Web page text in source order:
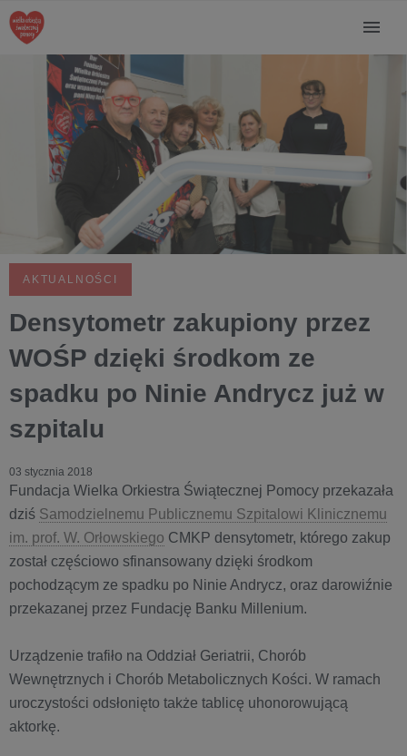
AKTUALNOŚCI
Densytometr zakupiony przez
WOŚP dzięki środkom ze
spadku po Ninie Andrycz już w
szpitalu
03 stycznia 2018
Fundacja Wielka Orkiestra Świątecznej Pomocy przekazała
dziś Samodzielnemu Publicznemu Szpitalowi Klinicznemu
im. prof. W. Orłowskiego CMKP densytometr, którego zakup
został częściowo sfinansowany dzięki środkom
pochodzącym ze spadku po Ninie Andrycz, oraz darowiźnie
przekazanej przez Fundację Banku Millenium.
Urządzenie trafiło na Oddział Geriatrii, Chorób
Wewnętrznych i Chorób Metabolicznych Kości. W ramach
uroczystości odsłonięto także tablicę uhonorowującą
aktorkę.